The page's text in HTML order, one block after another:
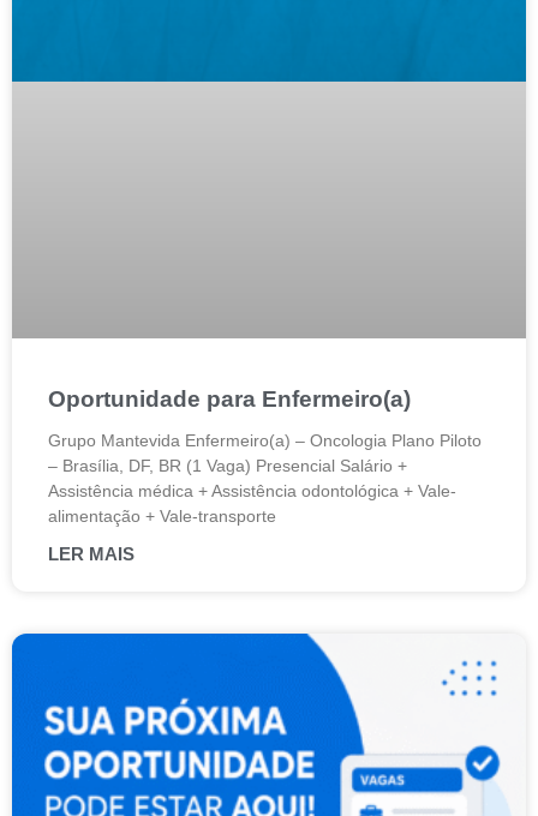
Oportunidade para Enfermeiro(a)
Grupo Mantevida Enfermeiro(a) – Oncologia Plano Piloto
– Brasília, DF, BR (1 Vaga) Presencial Salário +
Assistência médica + Assistência odontológica + Vale-
alimentação + Vale-transporte
LER MAIS